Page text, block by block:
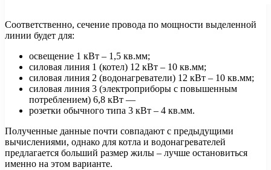
Соответственно, сечение провода по мощности выделенной
линии будет для:
освещение 1 кВт – 1,5 кв.мм;
силовая линия 1 (котел) 12 кВт – 10 кв.мм;
силовая линия 2 (водонагреватели) 12 кВт – 10 кв.мм;
силовая линия 3 (электроприборы с повышенным
потреблением) 6,8 кВт —
розетки обычного типа 3 кВт – 4 кв.мм.
Полученные данные почти совпадают с предыдущими
вычислениями, однако для котла и водонагревателей
предлагается больший размер жилы – лучше остановиться
именно на этом варианте.